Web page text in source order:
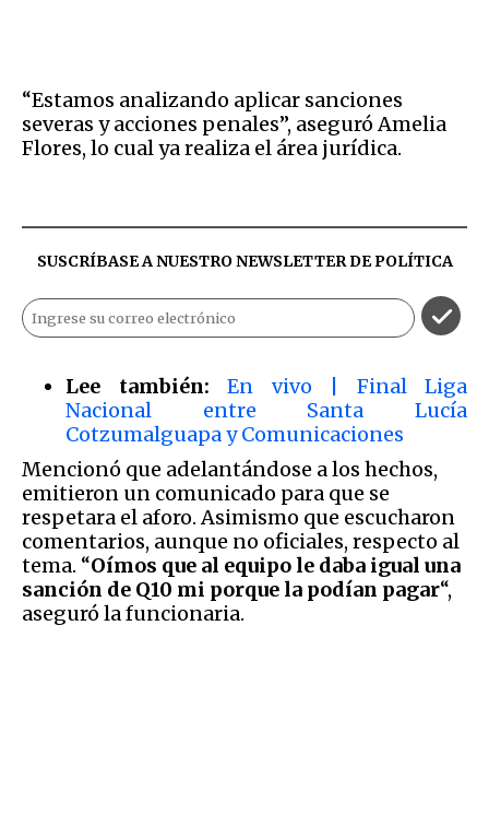
“Estamos analizando aplicar sanciones
severas y acciones penales”, aseguró Amelia
Flores, lo cual ya realiza el área jurídica.
SUSCRÍBASE A NUESTRO NEWSLETTER DEPOLÍTICA
Lee también: En vivo | Final Liga
Nacional entre Santa Lucía
Cotzumalguapa y Comunicaciones
Mencionó que adelantándose a los hechos,
emitieron un comunicado para que se
respetara el aforo. Asimismo que escucharon
comentarios, aunque no oficiales, respecto al
tema. “Oímos que al equipo le daba igual una
sanción de Q10 mi porque la podían pagar“,
aseguró la funcionaria.